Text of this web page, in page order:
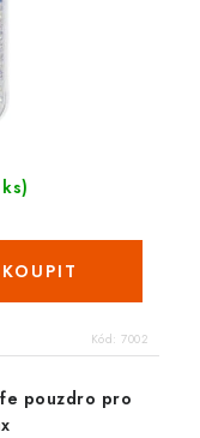
Kód: 7002
pouzdro pro